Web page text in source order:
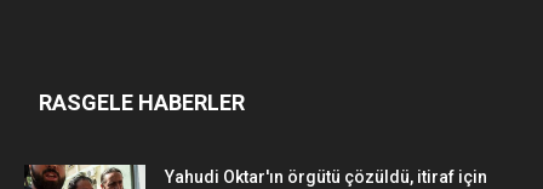
RASGELE HABERLER
Yahudi Oktar'ın örgütü çözüldü, itiraf için